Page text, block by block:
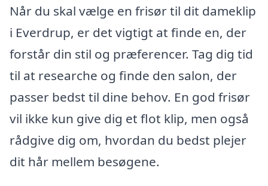
Når du skal vælge en frisør til dit dameklip
i Everdrup, er det vigtigt at finde en, der
forstår din stil og præferencer. Tag dig tid
til at researche og finde den salon, der
passer bedst til dine behov. En god frisør
vil ikke kun give dig et flot klip, men også
rådgive dig om, hvordan du bedst plejer
dit hår mellem besøgene.